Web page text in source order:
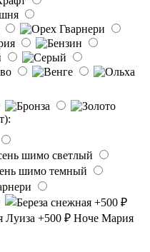
шимо светлый
шимо темный
Ноче Мария